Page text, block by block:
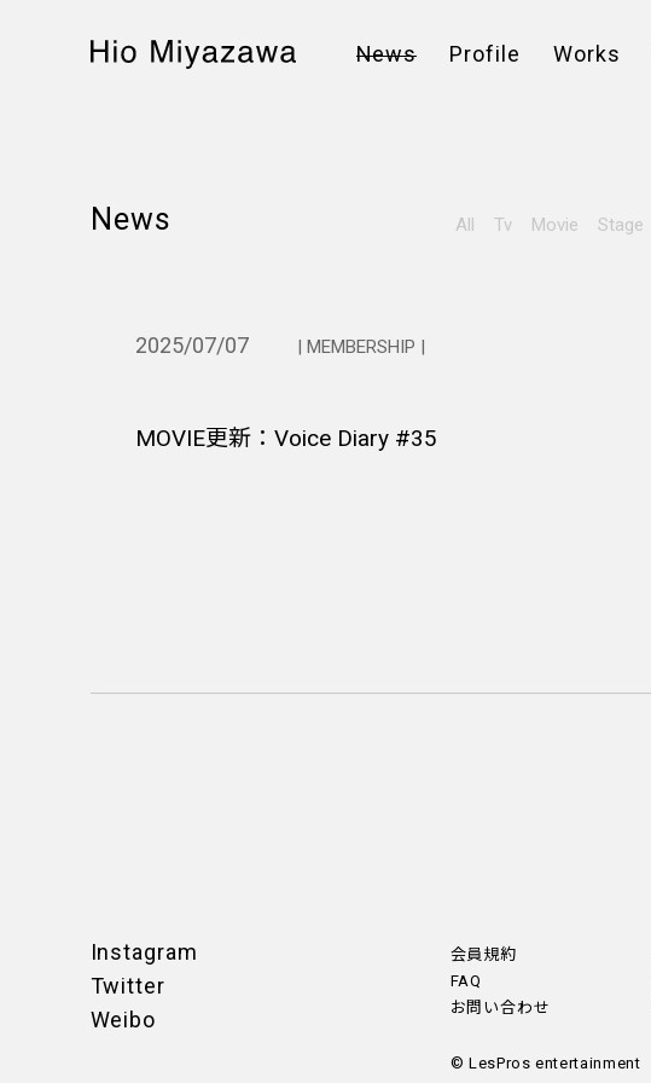
News Profile Works
News All Tv Movie Stage
2025/07/07 | MEMBERSHIP |
MOVIE更新：Voice Diary #35
Instagram
Twitter
Weibo
会員規約
FAQ
お問い合わせ
© LesPros entertainment